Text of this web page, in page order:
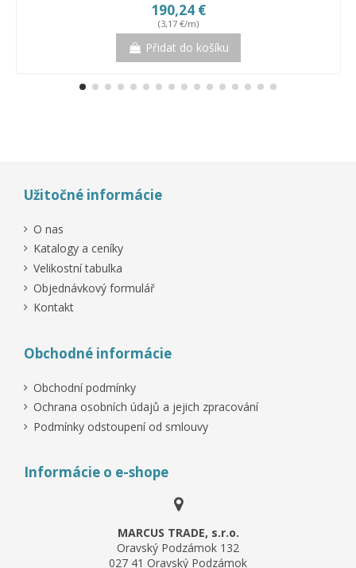
190,24 €
(3,17 €/m)
Přidat do košíku
Užitočné informácie
O nas
Katalogy a ceníky
Velikostní tabulka
Objednávkový formulář
Kontakt
Obchodné informácie
Obchodní podmínky
Ochrana osobních údajů a jejich zpracování
Podmínky odstoupení od smlouvy
Informácie o e-shope
MARCUS TRADE, s.r.o.
Oravský Podzámok 132
027 41 Oravský Podzámok